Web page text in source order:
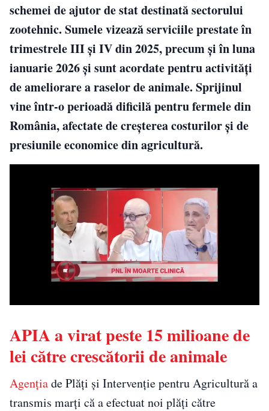
schemei de ajutor de stat destinată sectorului
zootehnic. Sumele vizează serviciile prestate în
trimestrele III și IV din 2025, precum și în luna
ianuarie 2026 și sunt acordate pentru activități
de ameliorare a raselor de animale. Sprijinul
vine într-o perioadă dificilă pentru fermele din
România, afectate de creșterea costurilor și de
presiunile economice din agricultură.
APIA a virat peste 15 milioane de
lei către crescătorii de animale
Agențiade Plăți și Intervenție pentru Agricultură a
transmis marți că a efectuat noi plăți către